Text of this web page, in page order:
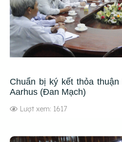
Chuẩn bị ký kết thỏa
Aarhus (Đan Mạch)
Lượt xem: 1617